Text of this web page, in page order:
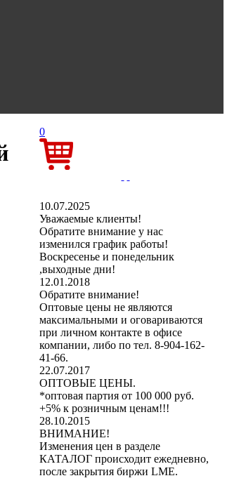
0
10.07.2025
Уважаемые клиенты!
Обратите внимание у нас
изменился график работы!
Воскресенье и понедельник
,выходные дни!
12.01.2018
Обратите внимание!
Оптовые цены не являются
максимальными и оговариваются
при личном контакте в офисе
компании, либо по тел. 8-904-162-
41-66.
22.07.2017
ОПТОВЫЕ ЦЕНЫ.
*оптовая партия от 100 000 руб.
+5% к розничным ценам!!!
28.10.2015
ВНИМАНИЕ!
Изменения цен в разделе
КАТАЛОГ происходит ежедневно,
после закрытия биржи LME.